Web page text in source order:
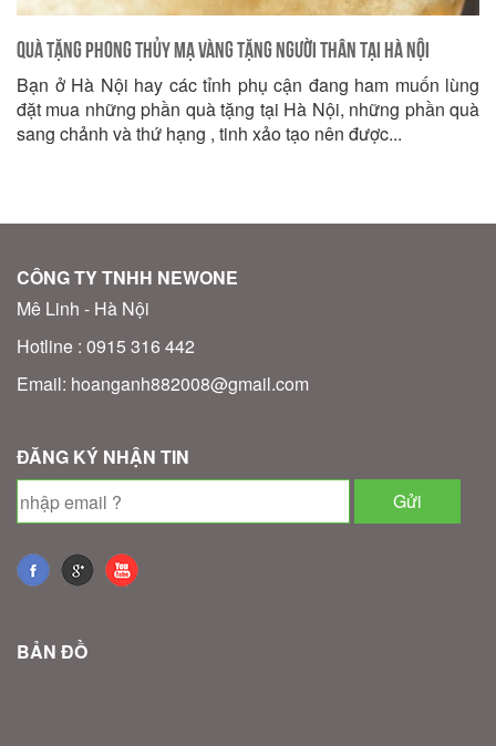
Quà tặng phong thủy mạ vàng tặng người thân tại Hà Nội
Bạn ở Hà Nội hay các tỉnh phụ cận đang ham muốn lùng
đặt mua những phần quà tặng tại Hà Nội, những phần quà
sang chảnh và thứ hạng , tinh xảo tạo nên được...
CÔNG TY TNHH NEWONE
Mê Linh - Hà Nội
Hotline : 0915 316 442
Email: hoanganh882008@gmail.com
ĐĂNG KÝ NHẬN TIN
BẢN ĐỒ